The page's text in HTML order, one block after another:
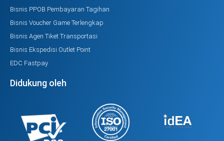
Bisnis PPOB Pembayaran Tagihan
Bisnis Voucher Game Terlengkap
Bisnis Agen Tiket Transportasi
Bisnis Ekspedisi Outlet Point
EDC Fastpay
Didukung oleh